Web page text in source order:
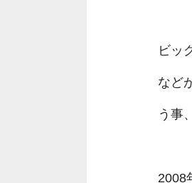
ビッ
など
う事
2008